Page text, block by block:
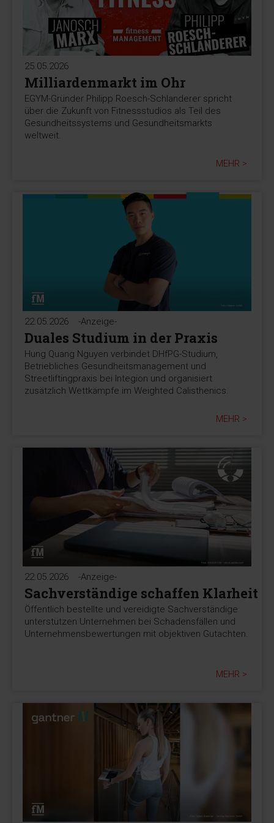
25.05.2026
Milliardenmarkt im Ohr
EGYM-Gründer Philipp Roesch-Schlanderer spricht
über die Zukunft von Fitnessstudios als Teil des
Gesundheitssystems und Gesundheitsmarkts
weltweit.
MEHR >
22.05.2026 -Anzeige-
Duales Studium in der Praxis
Hung Quang Nguyen verbindet DHfPG-Studium,
Betriebliches Gesundheitsmanagement und
Streetliftingpraxis bei Integion und organisiert
zusätzlich Wettkämpfe im Weighted Calisthenics.
MEHR >
22.05.2026 -Anzeige-
Sachverständige schaffen Klarheit
Öffentlich bestellte und vereidigte Sachverständige
unterstützen Unternehmen bei Schadensfällen und
Unternehmensbewertungen mit objektiven Gutachten.
MEHR >